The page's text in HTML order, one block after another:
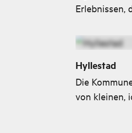
Erlebnissen,
Hyllestad
Die
von kleinen,